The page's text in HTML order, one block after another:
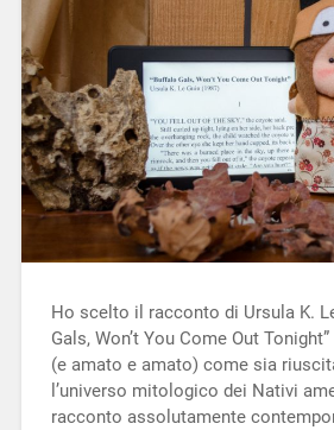
Ho scelto il racconto di Ursula K.
Gals, Won’t You Come Out
(e amato e amato) come sia
l’universo mitologico dei Nativi
racconto assolutamente